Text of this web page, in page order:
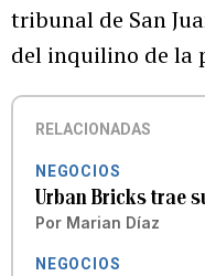
tribunal de San
del inquilino de la
RELACIONADAS
NEGOCIOS
Urban Bricks trae
Por Marian Díaz
NEGOCIOS